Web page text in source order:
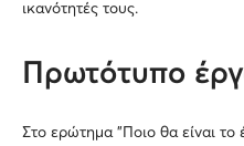
ικανότητές τους.
Πρωτότυπο
Στο ερώτημα "Ποιο θα είναι